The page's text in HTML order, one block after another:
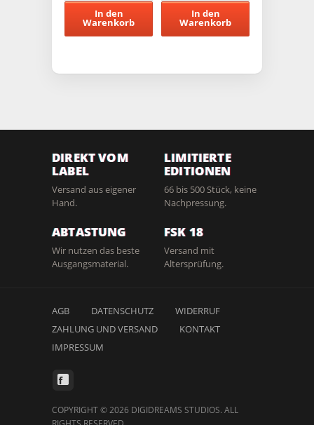
In den
Warenkorb
In den
Warenkorb
DIREKT VOM
LABEL
Versand aus eigener
Hand.
LIMITIERTE
EDITIONEN
66 bis 500 Stück, keine
Nachpressung.
ABTASTUNG
Wir nutzen das beste
Ausgangsmaterial.
FSK 18
Versand mit
Altersprüfung.
AGB DATENSCHUTZ
WIDERRUF
ZAHLUNG UND VERSAND
KONTAKT
IMPRESSUM
COPYRIGHT © 2026 DIGIDREAMS STUDIOS. ALL